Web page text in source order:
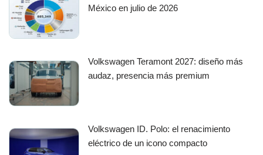
México en julio de 2026
Volkswagen Teramont 2027: diseño más
audaz, presencia más premium
Volkswagen ID. Polo: el renacimiento
eléctrico de un icono compacto